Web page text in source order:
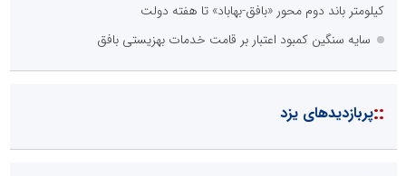
کیلومتر باند دوم محور «بافق-بهاباد» تا هفته دولت
سایه سنگین کمبود اعتبار بر قامت خدمات بهزیستی بافق
::پربازدیدهای یزد